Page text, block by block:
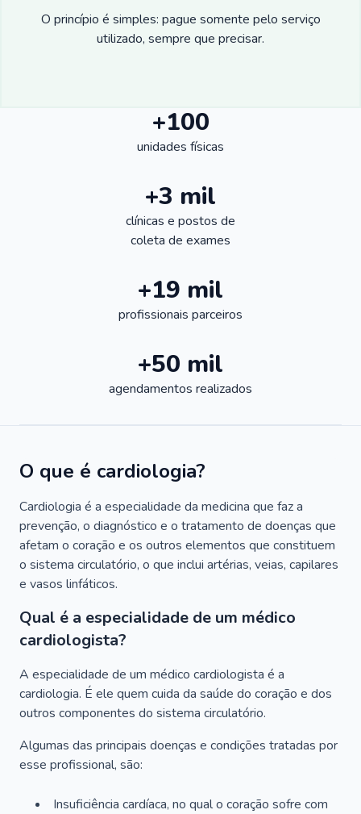
O princípio é simples: pague somente pelo serviço
utilizado, sempre que precisar.
+100
unidades físicas
+3 mil
clínicas e postos de
coleta de exames
+19 mil
profissionais parceiros
+50 mil
agendamentos realizados
O que é cardiologia?
Cardiologia é a especialidade da medicina que faz a
prevenção, o diagnóstico e o tratamento de doenças que
afetam o coração e os outros elementos que constituem
o sistema circulatório, o que inclui artérias, veias, capilares
e vasos linfáticos.
Qual é a especialidade de um médico
cardiologista?
A especialidade de um médico cardiologista é a
cardiologia. É ele quem cuida da saúde do coração e dos
outros componentes do sistema circulatório.
Algumas das principais doenças e condições tratadas por
esse profissional, são:
Insuficiência cardíaca, no qual o coração sofre com